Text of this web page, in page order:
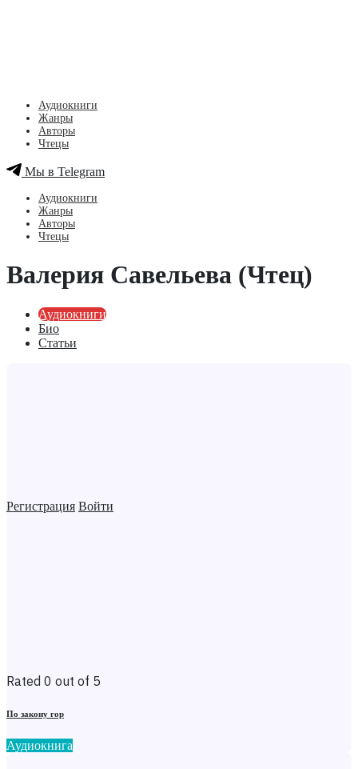
Регистрация Войти
Аудиокниги
Жанры
Авторы
Чтецы
Мы в Telegram
Аудиокниги
Жанры
Авторы
Чтецы
Валерия Савельева (Чтец)
Аудиокниги
Био
Статьи
Rated 0 out of 5
По закону гор
Аудиокнига